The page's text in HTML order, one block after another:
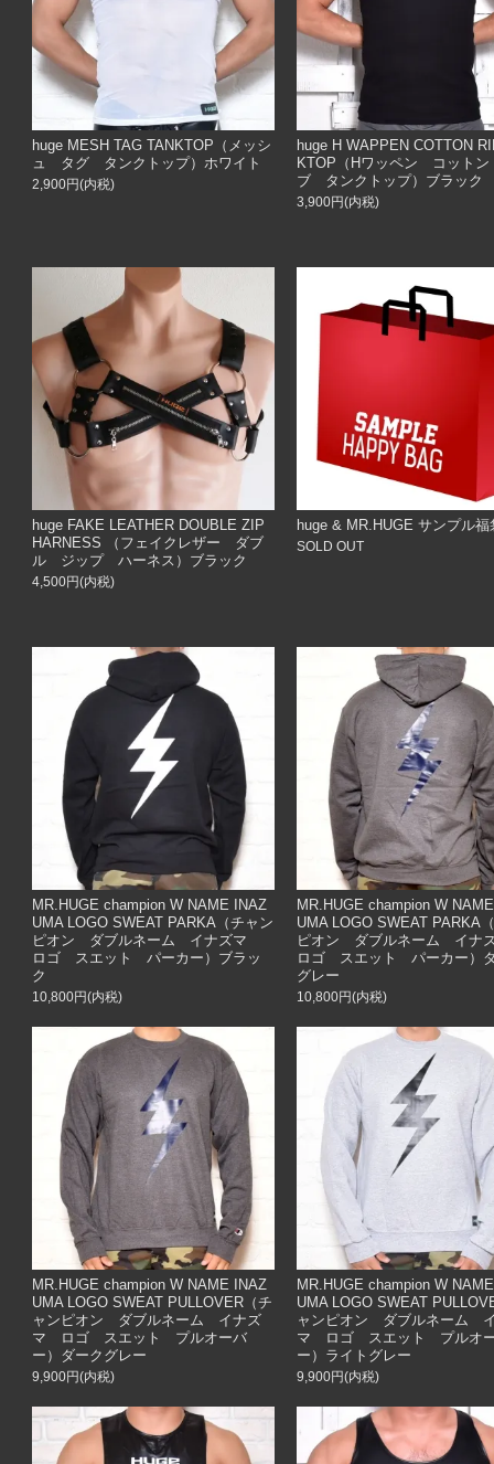
huge MESH TAG TANKTOP（メッシ
ュ タグ タンクトップ）ホワイト
2,900円(内税)
huge H WAPPEN COTTON
KTOP（Hワッペン コット
ブ タンクトップ）ブラック
3,900円(内税)
huge FAKE LEATHER DOUBLE ZIP
HARNESS （フェイクレザー ダブ
ル ジップ ハーネス）ブラック
4,500円(内税)
huge & MR.HUGE サンプル福
SOLD OUT
MR.HUGE champion W NAME INAZ
UMA LOGO SWEAT PARKA（チャン
ピオン ダブルネーム イナズマ
ロゴ スエット パーカー）ブラッ
ク
10,800円(内税)
MR.HUGE champion W
UMA LOGO SWEAT PARKA
ピオン ダブルネーム イ
ロゴ スエット パーカー）
グレー
10,800円(内税)
MR.HUGE champion W NAME INAZ
UMA LOGO SWEAT PULLOVER（チ
ャンピオン ダブルネーム イナズ
マ ロゴ スエット プルオーバ
ー）ダークグレー
9,900円(内税)
MR.HUGE champion W
UMA LOGO SWEAT
ャンピオン ダブルネーム
マ ロゴ スエット プルオ
ー）ライトグレー
9,900円(内税)